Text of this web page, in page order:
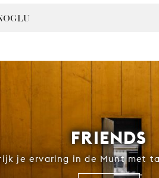
FRIENDS
je ervaring in de Munt met